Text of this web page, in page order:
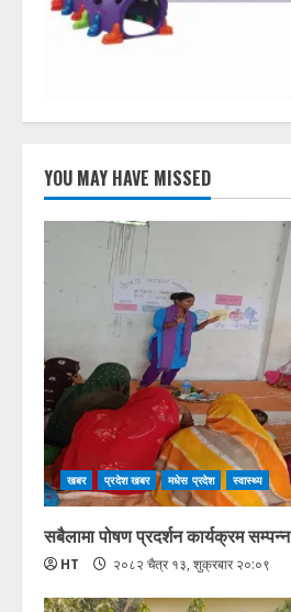
YOU MAY HAVE MISSED
खबर प्रदेश खबर मधेस प्रदेश स्वास्थ्य
सबैलामा पोषण प्रदर्शन कार्यक्रम सम्पन्न
HT २०८२ चैत्र १३, शुक्रबार २०:०९